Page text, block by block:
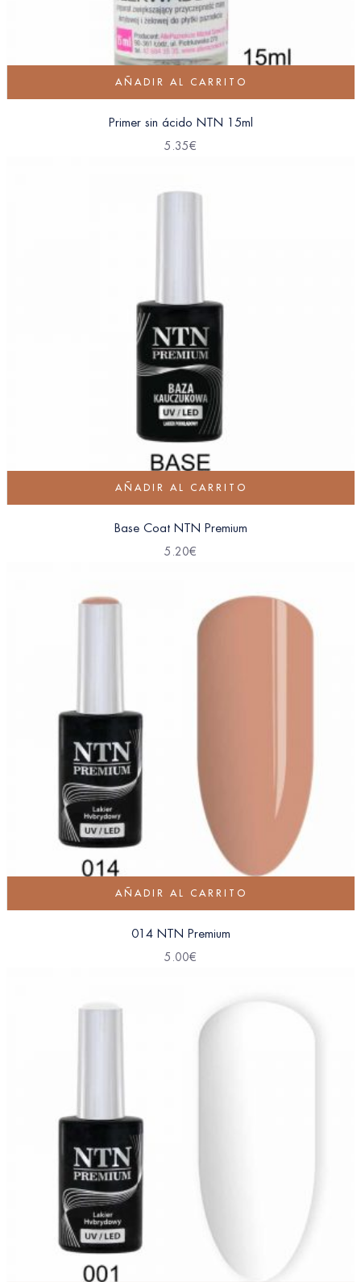
AÑADIR AL CARRITO
Primer sin ácido NTN 15ml
5.35€
AÑADIR AL CARRITO
Base Coat NTN Premium
5.20€
AÑADIR AL CARRITO
014 NTN Premium
5.00€